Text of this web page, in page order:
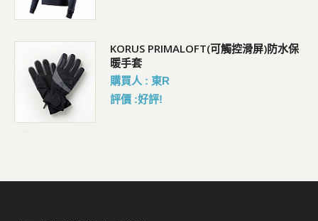
KORUS PRIMALOFT(可觸控滑屏)防水保
暖手套
購買人 : 東R
評價 :好評!